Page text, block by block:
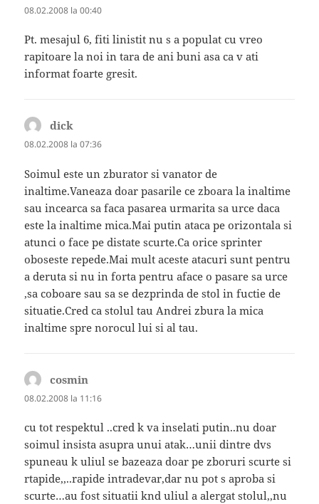
08.02.2008 la 00:40
Pt. mesajul 6, fiti linistit nu s a populat cu vreo
rapitoare la noi in tara de ani buni asa ca v ati
informat foarte gresit.
dick
08.02.2008 la 07:36
Soimul este un zburator si vanator de
inaltime.Vaneaza doar pasarile ce zboara la inaltime
sau incearca sa faca pasarea urmarita sa urce daca
este la inaltime mica.Mai putin ataca pe orizontala si
atunci o face pe distate scurte.Ca orice sprinter
oboseste repede.Mai mult aceste atacuri sunt pentru
a deruta si nu in forta pentru aface o pasare sa urce
,sa coboare sau sa se dezprinda de stol in fuctie de
situatie.Cred ca stolul tau Andrei zbura la mica
inaltime spre norocul lui si al tau.
cosmin
08.02.2008 la 11:16
cu tot respektul ..cred k va inselati putin..nu doar
soimul insista asupra unui atak…unii dintre dvs
spuneau k uliul se bazeaza doar pe zboruri scurte si
rtapide,,..rapide intradevar,dar nu pot s aproba si
scurte…au fost situatii knd uliul a alergat stolul,,nu